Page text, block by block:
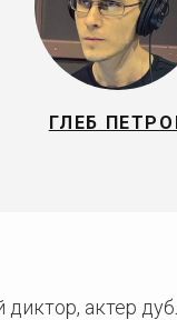
ГЛЕБ
актер